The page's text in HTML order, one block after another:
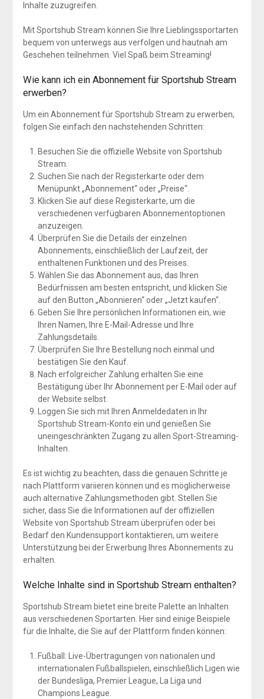
Inhalte zuzugreifen.
Mit Sportshub Stream können Sie Ihre Lieblingssportarten
bequem von unterwegs aus verfolgen und hautnah am
Geschehen teilnehmen. Viel Spaß beim Streaming!
Wie kann ich ein Abonnement für Sportshub Stream
erwerben?
Um ein Abonnement für Sportshub Stream zu erwerben,
folgen Sie einfach den nachstehenden Schritten:
Besuchen Sie die offizielle Website von Sportshub
Stream.
Suchen Sie nach der Registerkarte oder dem
Menüpunkt „Abonnement“ oder „Preise“.
Klicken Sie auf diese Registerkarte, um die
verschiedenen verfügbaren Abonnementoptionen
anzuzeigen.
Überprüfen Sie die Details der einzelnen
Abonnements, einschließlich der Laufzeit, der
enthaltenen Funktionen und des Preises.
Wählen Sie das Abonnement aus, das Ihren
Bedürfnissen am besten entspricht, und klicken Sie
auf den Button „Abonnieren“ oder „Jetzt kaufen“.
Geben Sie Ihre persönlichen Informationen ein, wie
Ihren Namen, Ihre E-Mail-Adresse und Ihre
Zahlungsdetails.
Überprüfen Sie Ihre Bestellung noch einmal und
bestätigen Sie den Kauf.
Nach erfolgreicher Zahlung erhalten Sie eine
Bestätigung über Ihr Abonnement per E-Mail oder auf
der Website selbst.
Loggen Sie sich mit Ihren Anmeldedaten in Ihr
Sportshub Stream-Konto ein und genießen Sie
uneingeschränkten Zugang zu allen Sport-Streaming-
Inhalten.
Es ist wichtig zu beachten, dass die genauen Schritte je
nach Plattform variieren können und es möglicherweise
auch alternative Zahlungsmethoden gibt. Stellen Sie
sicher, dass Sie die Informationen auf der offiziellen
Website von Sportshub Stream überprüfen oder bei
Bedarf den Kundensupport kontaktieren, um weitere
Unterstützung bei der Erwerbung Ihres Abonnements zu
erhalten.
Welche Inhalte sind in Sportshub Stream enthalten?
Sportshub Stream bietet eine breite Palette an Inhalten
aus verschiedenen Sportarten. Hier sind einige Beispiele
für die Inhalte, die Sie auf der Plattform finden können:
Fußball: Live-Übertragungen von nationalen und
internationalen Fußballspielen, einschließlich Ligen wie
der Bundesliga, Premier League, La Liga und
Champions League.